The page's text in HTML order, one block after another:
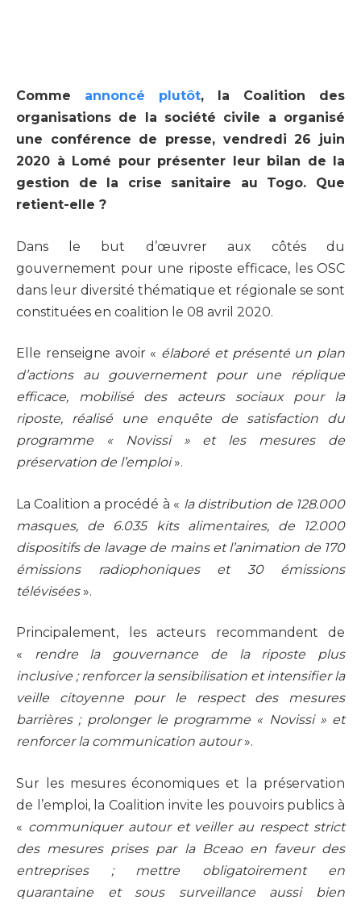
Comme annoncé plutôt, la Coalition des
organisations de la société civile a organisé
une conférence de presse, vendredi 26 juin
2020 à Lomé pour présenter leur bilan de la
gestion de la crise sanitaire au Togo. Que
retient-elle ?
Dans le but d’œuvrer aux côtés du
gouvernement pour une riposte efficace, les OSC
dans leur diversité thématique et régionale se sont
constituées en coalition le 08 avril 2020.
Elle renseigne avoir « élaboré et présenté un plan
d’actions au gouvernement pour une réplique
efficace, mobilisé des acteurs sociaux pour la
riposte, réalisé une enquête de satisfaction du
programme « Novissi » et les mesures de
préservation de l’emploi».
La Coalition a procédé à « la distribution de 128.000
masques, de 6.035 kits alimentaires, de 12.000
dispositifs de lavage de mains et l’animation de 170
émissions radiophoniques et 30 émissions
télévisées».
Principalement, les acteurs recommandent de
« rendre la gouvernance de la riposte plus
inclusive ; renforcer la sensibilisation et intensifier la
veille citoyenne pour le respect des mesures
barrières ; prolonger le programme « Novissi » et
renforcer la communication autour».
Sur les mesures économiques et la préservation
de l’emploi, la Coalition invite les pouvoirs publics à
« communiquer autour et veiller au respect strict
des mesures prises par la Bceao en faveur des
entreprises ; mettre obligatoirement en
quarantaine et sous surveillance aussi bien